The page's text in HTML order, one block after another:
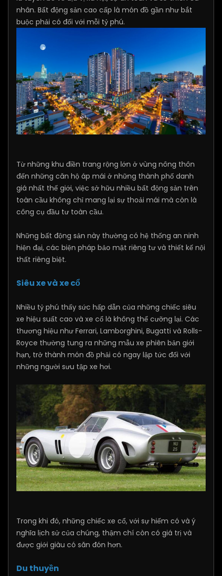
nhân. Bất động sản cao cấp là món đồ gần như bắt
buộc phải có đối với mỗi tỷ phú.
Từ những khu điền trang rộng lớn ở vùng nông thôn
đến những căn hộ áp mái ở những thành phố danh
giá nhất thế giới, việc sở hữu nhiều bất động sản trên
toàn cầu không chỉ mang lại sự thoải mái mà còn là
công cụ đầu tư toàn cầu.
Những bất động sản này thường có hệ thống an ninh
hiện đại, các biện pháp bảo mật riêng tư và thiết kế nội
thất riêng biệt.
Siêu xe và xe cổ
Nhiều tỷ phú thấy sức hấp dẫn của những chiếc siêu
xe hiệu suất cao và xe cổ là không thể cưỡng lại. Các
thương hiệu như Ferrari, Lamborghini, Bugatti và Rolls-
Royce thường tung ra những mẫu xe phiên bản giới
hạn, trở thành món đồ phải có ngay lập tức đối với
những người sưu tập xe hơi.
Trong khi đó, những chiếc xe cổ, với sự hiếm có và ý
nghĩa lịch sử của chúng, thậm chí còn có giá trị và
được giới giàu có săn đón hơn.
Du thuyền